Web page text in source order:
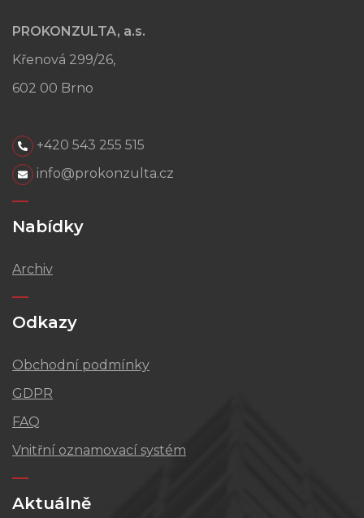
PROKONZULTA, a.s.
Křenová 299/26,
602 00 Brno
+420 543 255 515
info@prokonzulta.cz
Nabídky
Archiv
Odkazy
Obchodní podmínky
GDPR
FAQ
Vnitřní oznamovací systém
Aktuálně